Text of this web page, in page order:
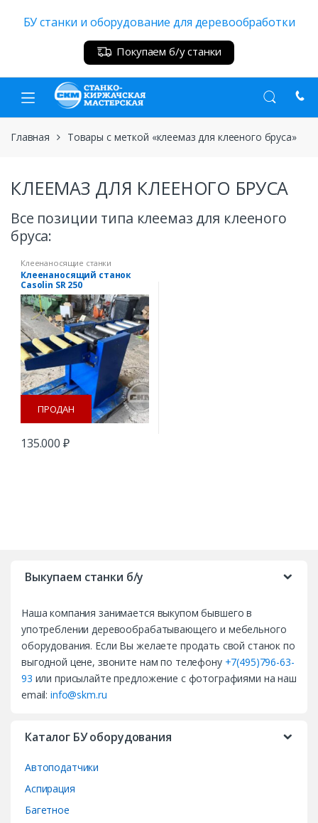
БУ станки и оборудование для деревообработки
Покупаем б/у станки
Главная Товары с меткой «клеемаз для клееного бруса»
КЛЕЕМАЗ ДЛЯ КЛЕЕНОГО БРУСА
Все позиции типа клеемаз для клееного
бруса:
Клеенаносящие станки
Клеенаносящий станок
Casolin SR 250
ПРОДАН
135.000 ₽
Выкупаем станки б/у
Наша компания занимается выкупом бывшего в
употреблении деревообрабатывающего и мебельного
оборудования. Если Вы желаете продать свой станок по
выгодной цене, звоните нам по телефону +7(495)796-63-
93 или присылайте предложение с фотографиями на наш
email:info@skm.ru
Каталог БУ оборудования
Автоподатчики
Аспирация
Багетное